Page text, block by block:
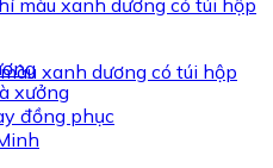
xưởng
đồng phục
xanh dương có túi hộp